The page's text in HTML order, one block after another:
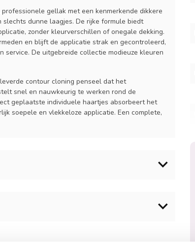
gellak met een kenmerkende dikkere
dunne laagjes. De rijke formule biedt
zonder kleurverschillen of onegale dekking.
en blijft de applicatie strak en gecontroleerd,
De uitgebreide collectie modieuze kleuren
contour cloning penseel dat het
snel en nauwkeurig te werken rond de
geplaatste individuele haartjes absorbeert het
soepele en vlekkeloze applicatie. Een complete,
product te verwijderen. Verzegel de vrije rand